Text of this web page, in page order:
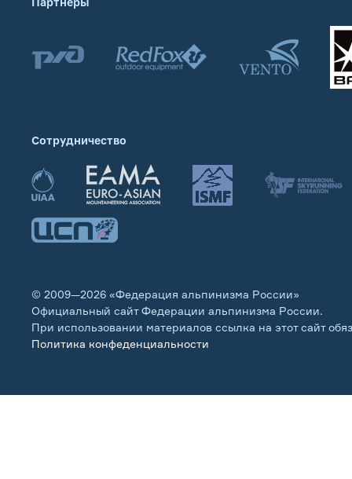
Сотрудничество
© 2009—2026 «Федерация альпинизма России»
Официальный сайт Федерации альпинизма России.
При использовании материалов ссылка на этот сайт
Политика конфеденциальности